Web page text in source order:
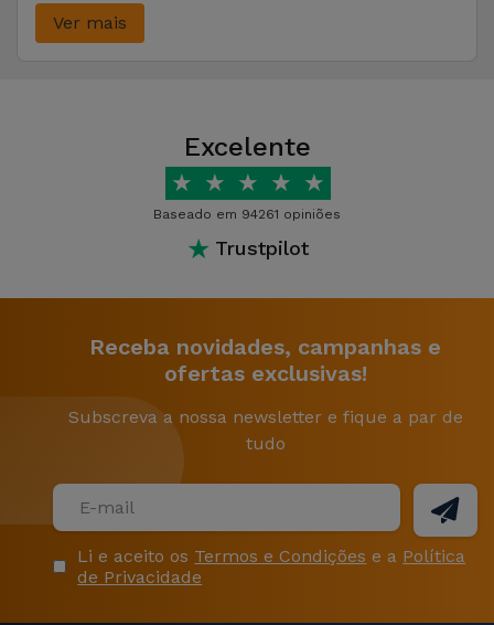
câmara para detetar 3D criará uma procura por
baterias com maior ...
Ver mais
Excelente
★ ★ ★ ★ ★
Baseado em 94261 opiniões
★ Trustpilot
Receba novidades, campanhas e
ofertas exclusivas!
Subscreva a nossa newsletter e fique a par de
tudo
Li e aceito os Termos e Condições e a Política
de Privacidade